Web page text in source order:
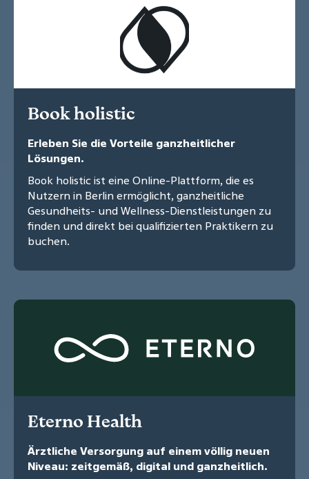
Book holistic
Erleben Sie die Vorteile ganzheitlicher
Lösungen.
Book holistic ist eine Online-Plattform, die es
Nutzern in Berlin ermöglicht, ganzheitliche
Gesundheits- und Wellness-Dienstleistungen zu
finden und direkt bei qualifizierten Praktikern zu
buchen.
Eterno Health
Ärztliche Versorgung auf einem völlig neuen
Niveau: zeitgemäß, digital und ganzheitlich.